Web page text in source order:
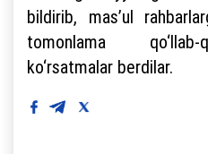
bildirib, mas’ul
tomonlama qo‘llab-
ko‘rsatmalar berdilar.